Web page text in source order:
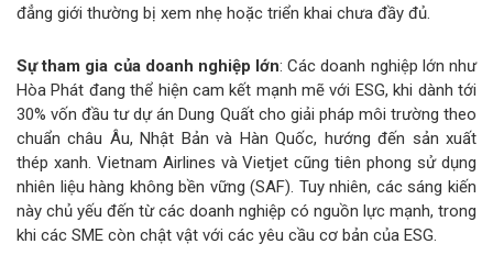
đẳng giới thường bị xem nhẹ hoặc triển khai chưa đầy đủ.
Sự tham gia của doanh nghiệp lớn: Các doanh nghiệp lớn như
Hòa Phát đang thể hiện cam kết mạnh mẽ với ESG, khi dành tới
30% vốn đầu tư dự án Dung Quất cho giải pháp môi trường theo
chuẩn châu Âu, Nhật Bản và Hàn Quốc, hướng đến sản xuất
thép xanh. Vietnam Airlines và Vietjet cũng tiên phong sử dụng
nhiên liệu hàng không bền vững (SAF). Tuy nhiên, các sáng kiến
này chủ yếu đến từ các doanh nghiệp có nguồn lực mạnh, trong
khi các SME còn chật vật với các yêu cầu cơ bản của ESG.